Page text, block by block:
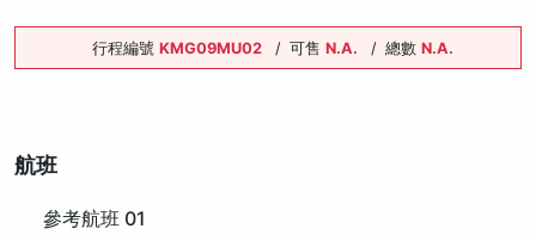
行程編號 KMG09MU02 / 可售 N.A. / 總數 N.A.
航班
參考航班 01